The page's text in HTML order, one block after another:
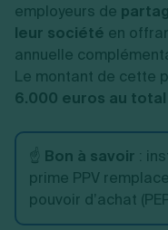
employeurs de
leur société en
annuelle
Le montant de cette
6.000 euros au
☝️ Bon à savoir :
prime PPV
pouvoir d’achat